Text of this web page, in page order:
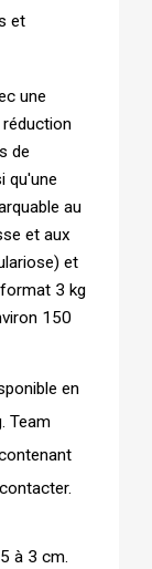
et
une
de
qu'une
au
et aux
et
3 kg
150
en
Team
à 3 cm.